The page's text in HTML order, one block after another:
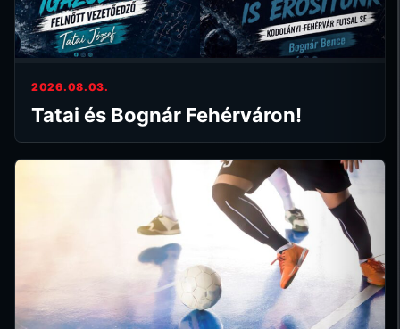
2026.08.03.
Tatai és Bognár Fehérváron!